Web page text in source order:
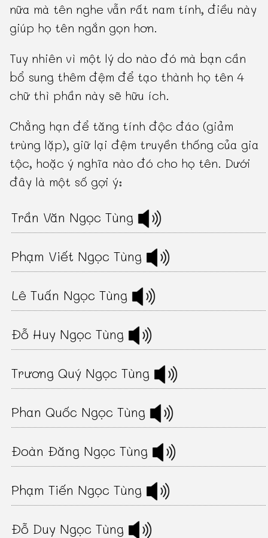
nữa mà tên nghe vẫn rất nam tính, điều này
giúp họ tên ngắn gọn hơn.
Tuy nhiên vì một lý do nào đó mà bạn cần
bổ sung thêm đệm để tạo thành họ tên 4
chữ thì phần này sẽ hữu ích.
Chẳng hạn để tăng tính độc đáo (giảm
trùng lặp), giữ lại đệm truyền thống của gia
tộc, hoặc ý nghĩa nào đó cho họ tên. Dưới
đây là một số gợi ý:
Trần Văn Ngọc Tùng
Phạm Viết Ngọc Tùng
Lê Tuấn Ngọc Tùng
Đỗ Huy Ngọc Tùng
Trương Quý Ngọc Tùng
Phan Quốc Ngọc Tùng
Đoàn Đăng Ngọc Tùng
Phạm Tiến Ngọc Tùng
Đỗ Duy Ngọc Tùng